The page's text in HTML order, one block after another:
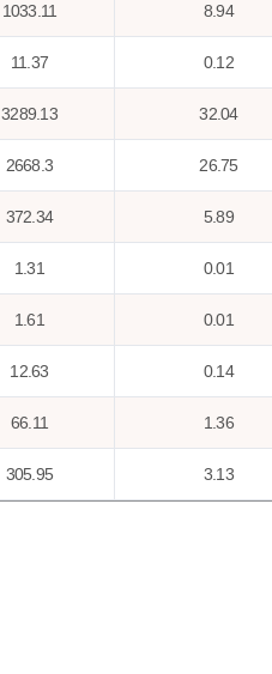
1033.11 8.94
11.37 0.12
3289.13 32.04
2668.3 26.75
372.34 5.89
1.31 0.01
1.61 0.01
12.63 0.14
66.11 1.36
305.95 3.13